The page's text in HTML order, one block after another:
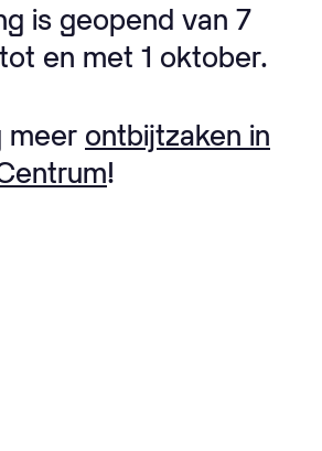
is geopend van 7
en met 1 oktober.
meer ontbijtzaken in
!